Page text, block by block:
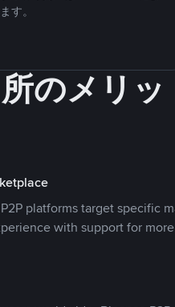
す。
のメリッ
platforms target specific
with support for